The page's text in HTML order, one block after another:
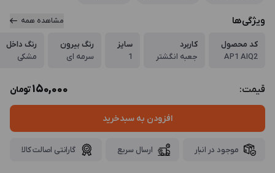
ویژگی‌ها مشاهده همه
کد محصول
AP1 AIQ2
کاربرد
جعبه انگشتر
سایز
1
رنگ بیرون
سرمه ای
رنگ داخل
مشکی
قیمت: 150,000تومان
افزودن به سبدخرید
موجود در انبار ارسال سریع گارانتی اصالت کالا